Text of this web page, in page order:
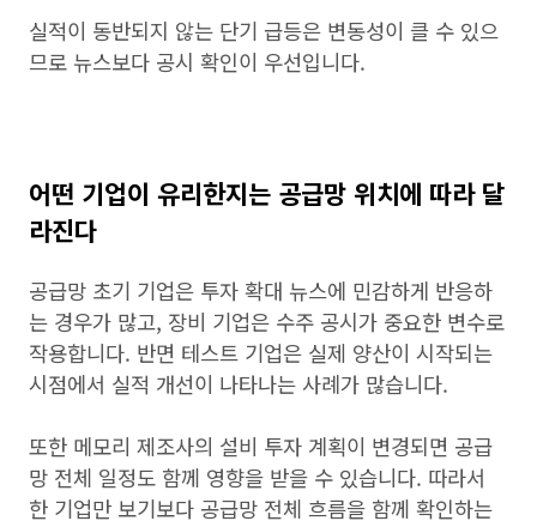
실적이 동반되지 않는 단기 급등은 변동성이 클 수 있으
므로 뉴스보다 공시 확인이 우선입니다.
어떤 기업이 유리한지는 공급망 위치에 따라 달
라진다
공급망 초기 기업은 투자 확대 뉴스에 민감하게 반응하
는 경우가 많고, 장비 기업은 수주 공시가 중요한 변수로
작용합니다. 반면 테스트 기업은 실제 양산이 시작되는
시점에서 실적 개선이 나타나는 사례가 많습니다.
또한 메모리 제조사의 설비 투자 계획이 변경되면 공급
망 전체 일정도 함께 영향을 받을 수 있습니다. 따라서
한 기업만 보기보다 공급망 전체 흐름을 함께 확인하는